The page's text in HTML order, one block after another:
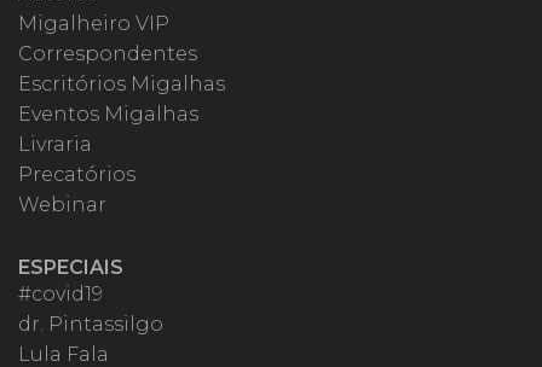
Migalheiro VIP
Correspondentes
Escritórios Migalhas
Eventos Migalhas
Livraria
Precatórios
Webinar
ESPECIAIS
#covid19
dr. Pintassilgo
Lula Fala